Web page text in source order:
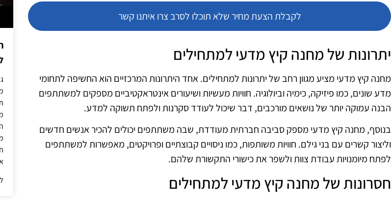
לקבלת הצעת מחיר שלא תוכלו לסרב צרו איתנו קשר
יתרונות של מחנה קיץ מדעי למתחילים
מחנה קיץ מדעי מציע מגוון רחב של יתרונות למתחילים. אחד היתרונות המרכזיים הוא החשיפה לתחומי
מדע שונים, כמו פיזיקה, כימיה וביולוגיה. חוויות מעשיות ושיעורים אינטראקטיביים מספקים למשתתפים
הבנה עמוקה יותר של נושאים מורכבים, דבר שיכול לעודד סקרנות ולפתח תשוקה למדע.
בנוסף, מחנה קיץ מדעי מספק סביבה חברתית מעודדת, שבה משתתפים יכולים להכיר אנשים חדשים
וליצור קשרים עם בני גילם. חוויות משותפות, כמו ניסויים קבוצתיים ופרויקטים, מאפשרות למשתתפים
לפתח מיומנויות עבודת צוות ולשפר את כישורי התקשורת שלהם.
חסרונות של מחנה קיץ מדעי למתחילים